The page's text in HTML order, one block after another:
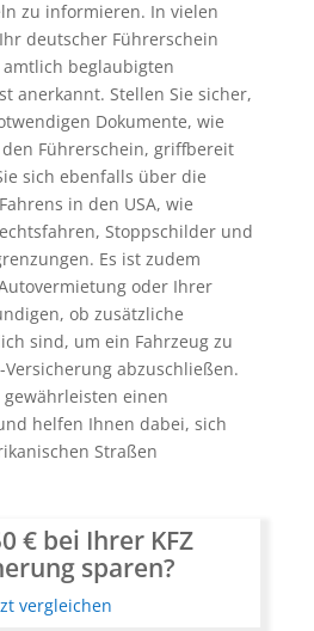
zu informieren. In vielen
deutscher Führerschein
beglaubigten
anerkannt. Stellen Sie sicher,
Dokumente, wie
Führerschein, griffbereit
sich ebenfalls über die
in den USA, wie
Stoppschilder und
Es ist zudem
oder Ihrer
ob zusätzliche
sind, um ein Fahrzeug zu
abzuschließen.
einen
helfen Ihnen dabei, sich
Straßen
€ bei Ihrer KFZ
sparen?
vergleichen